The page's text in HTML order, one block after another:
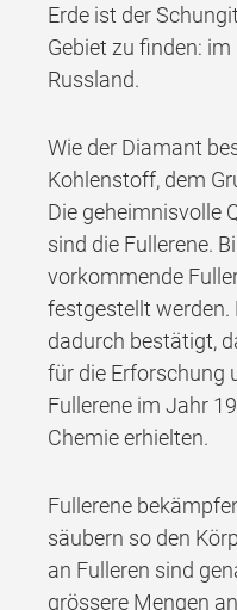
Erde ist der
Gebiet zu finden:
Russland.
Wie der Diamant
Kohlenstoff, dem
Die geheimnisvolle
sind die Fullerene.
vorkommende
festgestellt werden.
dadurch bestätigt,
für die Erforschung
Fullerene im Jahr
Chemie erhielten.
Fullerene
säubern so den
an Fulleren sind
grössere Mengen